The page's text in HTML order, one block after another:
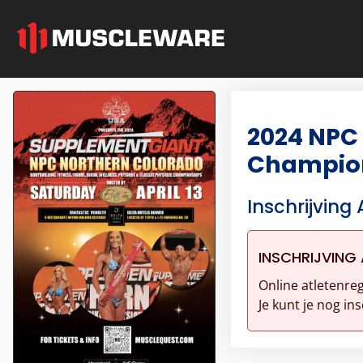
2024
Inschrijving
INSCHRIJVING
Online
Je kunt je nog